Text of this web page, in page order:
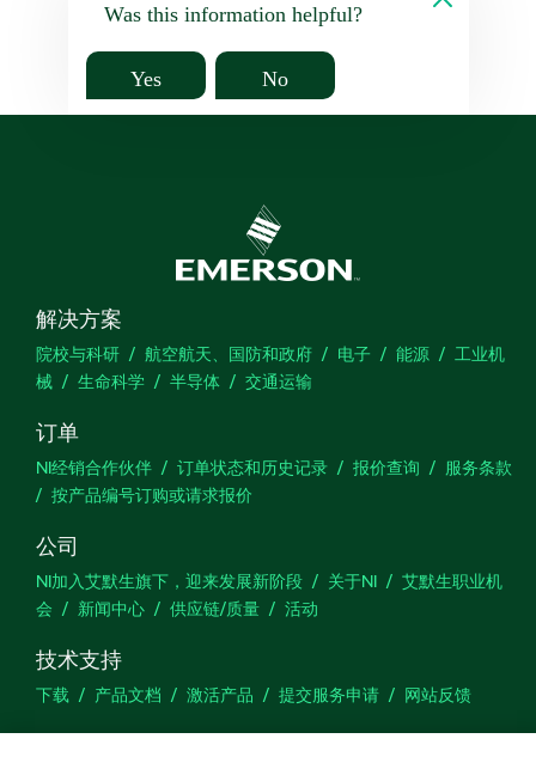
Was this information helpful?
Yes No
解决方案
院校与科研 航空航天、国防和政府 电子 能源
工业机
械
生命科学 半导体 交通运输
订单
NI经销合作伙伴 订单状态和历史记录 报价查询
服务条款
按产品编号订购或请求报价
公司
NI加入艾默生旗下，迎来发展新阶段 关于NI
艾默生职业机
会
新闻中心 供应链/质量 活动
技术支持
下载 产品文档 激活产品 提交服务申请 网站反馈